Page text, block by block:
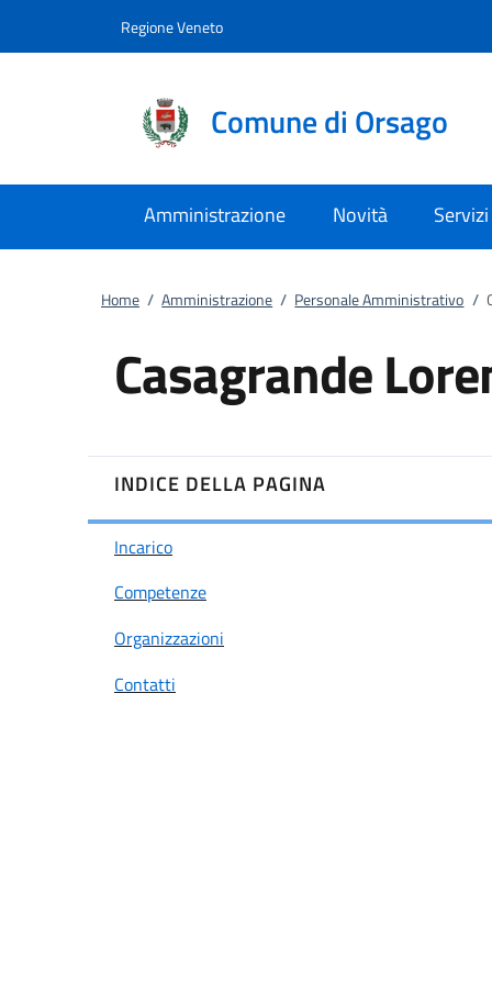
Regione Veneto
Comune di Orsago
Amministrazione Novità Servizi
Home / Amministrazione / Personale Amministrativo /
Casagrande
INDICE DELLA PAGINA
Incarico
Competenze
Organizzazioni
Contatti